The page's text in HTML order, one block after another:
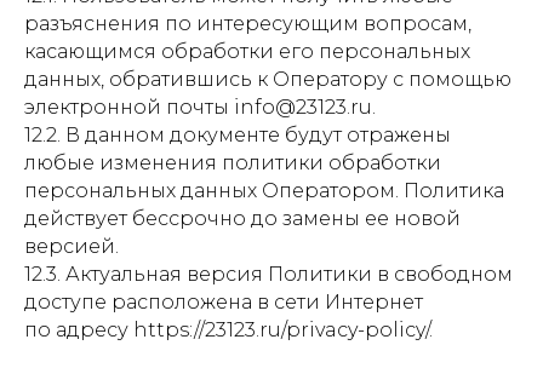
разъяснения по интересующим вопросам,
касающимся обработки его персональных
данных, обратившись к Оператору с помощью
электронной почты info@23123.ru.
12.2. В данном документе будут отражены
любые изменения политики обработки
персональных данных Оператором. Политика
действует бессрочно до замены ее новой
версией.
12.3. Актуальная версия Политики в свободном
доступе расположена в сети Интернет
по адресу https://23123.ru/privacy-policy/.